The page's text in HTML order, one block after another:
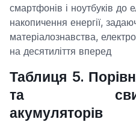
смартфонів і ноутбуків до
накопичення енергії,
матеріалознавства,
на десятиліття вперед
Таблиця 5.
та
акумуляторів